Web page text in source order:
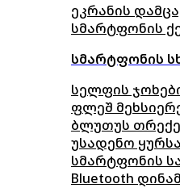
ეკრანის
სმარტფონის
სმარტფონის
სელფის
ფლეშ
ბლუთუს
უსადენო
სმარტფონის
Bluetooth